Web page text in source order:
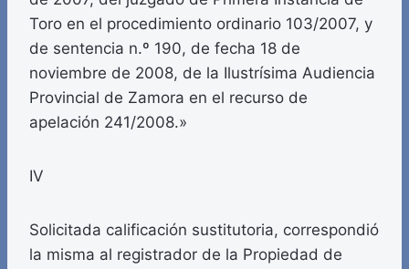
Toro en el procedimiento ordinario 103/2007, y
de sentencia n.º 190, de fecha 18 de
noviembre de 2008, de la Ilustrísima Audiencia
Provincial de Zamora en el recurso de
apelación 241/2008.»
IV
Solicitada calificación sustitutoria, correspondió
la misma al registrador de la Propiedad de